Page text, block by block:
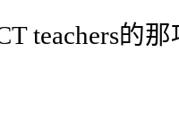
teachers的